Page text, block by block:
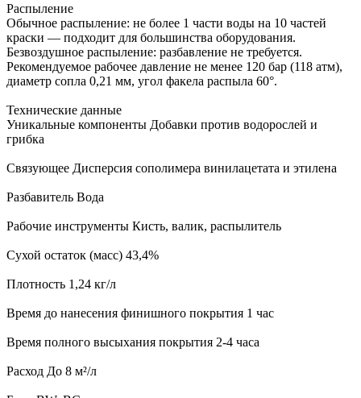
Распыление
Обычное распыление: не более 1 части воды на 10 частей
краски — подходит для большинства оборудования.
Безвоздушное распыление: разбавление не требуется.
Рекомендуемое рабочее давление не менее 120 бар (118 атм),
диаметр сопла 0,21 мм, угол факела распыла 60°.
Технические данные
Уникальные компоненты Добавки против водорослей и
грибка
Связующее Дисперсия сополимера винилацетата и этилена
Разбавитель Вода
Рабочие инструменты Кисть, валик, распылитель
Сухой остаток (масс) 43,4%
Плотность 1,24 кг/л
Время до нанесения финишного покрытия 1 час
Время полного высыхания покрытия 2-4 часа
Расход До 8 м²/л